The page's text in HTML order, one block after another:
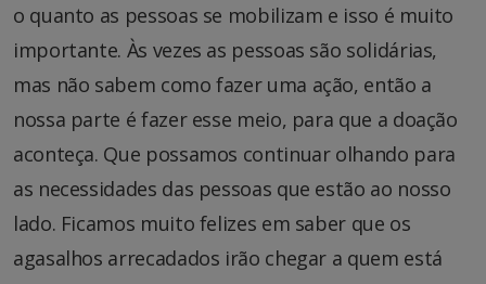
o quanto as pessoas se mobilizam e isso é muito
importante. Às vezes as pessoas são solidárias,
mas não sabem como fazer uma ação, então a
nossa parte é fazer esse meio, para que a doação
aconteça. Que possamos continuar olhando para
as necessidades das pessoas que estão ao nosso
lado. Ficamos muito felizes em saber que os
agasalhos arrecadados irão chegar a quem está